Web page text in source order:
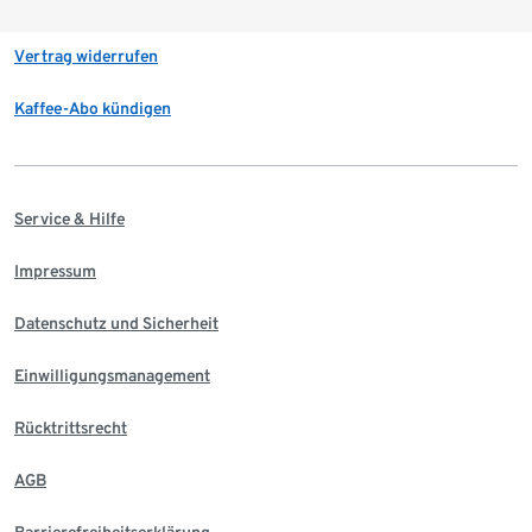
Vertrag widerrufen
Kaffee-Abo kündigen
Service & Hilfe
Impressum
Datenschutz und Sicherheit
Einwilligungsmanagement
Rücktrittsrecht
AGB